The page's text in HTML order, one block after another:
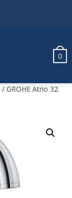
0
/ GROHE Atrio 32